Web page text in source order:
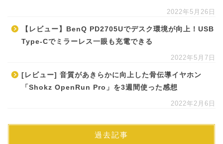
2022年5月26日
【レビュー】BenQ PD2705Uでデスク環境が向上！USB
Type-Cでミラーレス一眼も充電できる
2022年5月7日
[レビュー] 音質があきらかに向上した骨伝導イヤホン
「Shokz OpenRun Pro」を3週間使った感想
2022年2月6日
過去記事